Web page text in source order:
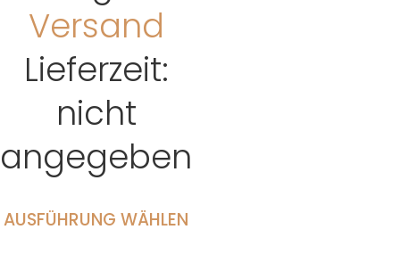
Versand
Lieferzeit:
nicht
angegeben
AUSFÜHRUNG WÄHLEN